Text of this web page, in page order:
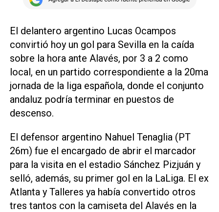
El delantero argentino Lucas Ocampos
convirtió hoy un gol para Sevilla en la caída
sobre la hora ante Alavés, por 3 a 2 como
local, en un partido correspondiente a la 20ma
jornada de la liga española, donde el conjunto
andaluz podría terminar en puestos de
descenso.
El defensor argentino Nahuel Tenaglia (PT
26m) fue el encargado de abrir el marcador
para la visita en el estadio Sánchez Pizjuán y
selló, además, su primer gol en la LaLiga. El ex
Atlanta y Talleres ya había convertido otros
tres tantos con la camiseta del Alavés en la